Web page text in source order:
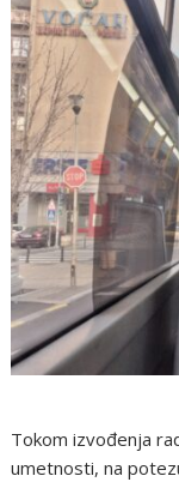
Tokom izvođenja
umetnosti, na